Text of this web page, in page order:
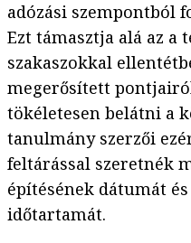
adózási szempontból
Ezt támasztja alá az a
szakaszokkal
megerősített
tökéletesen belátni a
tanulmány szerzői
feltárással szeretnék
építésének dátumát
időtartamát.